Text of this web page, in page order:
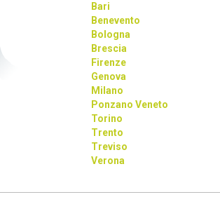
Bari
Benevento
Bologna
Brescia
Firenze
Genova
Milano
Ponzano Veneto
Torino
Trento
Treviso
Verona